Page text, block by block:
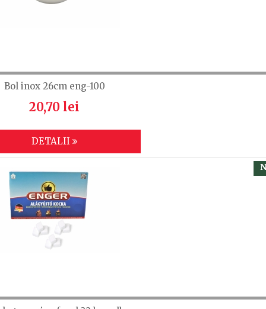
Bol inox 26cm eng-100
20,70 lei
DETALII